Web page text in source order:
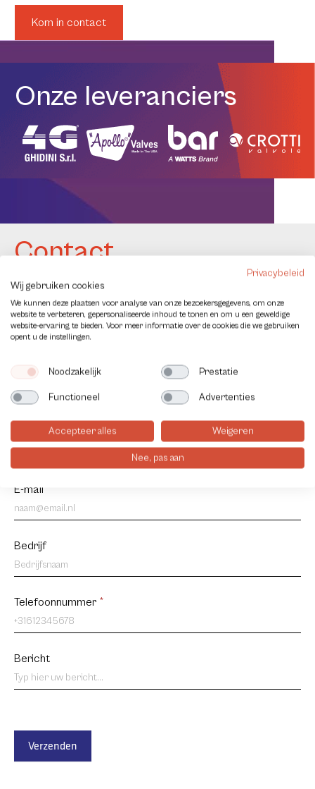
Kom in contact
Onze leveranciers
Contact
Contact
us
NL
*
E-mail
Bedrijf
Telefoonnummer *
Bericht
Verzenden
Privacybeleid
Wij gebruiken cookies
We kunnen deze plaatsen voor analyse van onze bezoekersgegevens, om onze
website te verbeteren, gepersonaliseerde inhoud te tonen en om u een geweldige
website-ervaring te bieden. Voor meer informatie over de cookies die we gebruiken
opent u de instellingen.
Noodzakelijk Prestatie
Functioneel Advertenties
Accepteer alles Weigeren
Nee, pas aan